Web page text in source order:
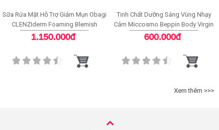
Sữa Rửa Mặt Hỗ Trợ Giảm Mụn Obagi
CLENZIderm Foaming Blemish
Cleanser
1.150.000đ
Tinh Chất Dưỡng Sáng Vùng Nhạy
Cảm Miccosmo Beppin Body Virgin
White Serum
600.000đ
Xem thêm >>>